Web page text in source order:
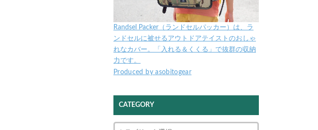
Randsel Packer（ランドセルパッカー）は、ラ
ンドセルに被せるアウトドアテイストのおしゃ
れなカバー。「入れる＆くくる」で抜群の収納
力です。
Produced by asobitogear
CATEGORY